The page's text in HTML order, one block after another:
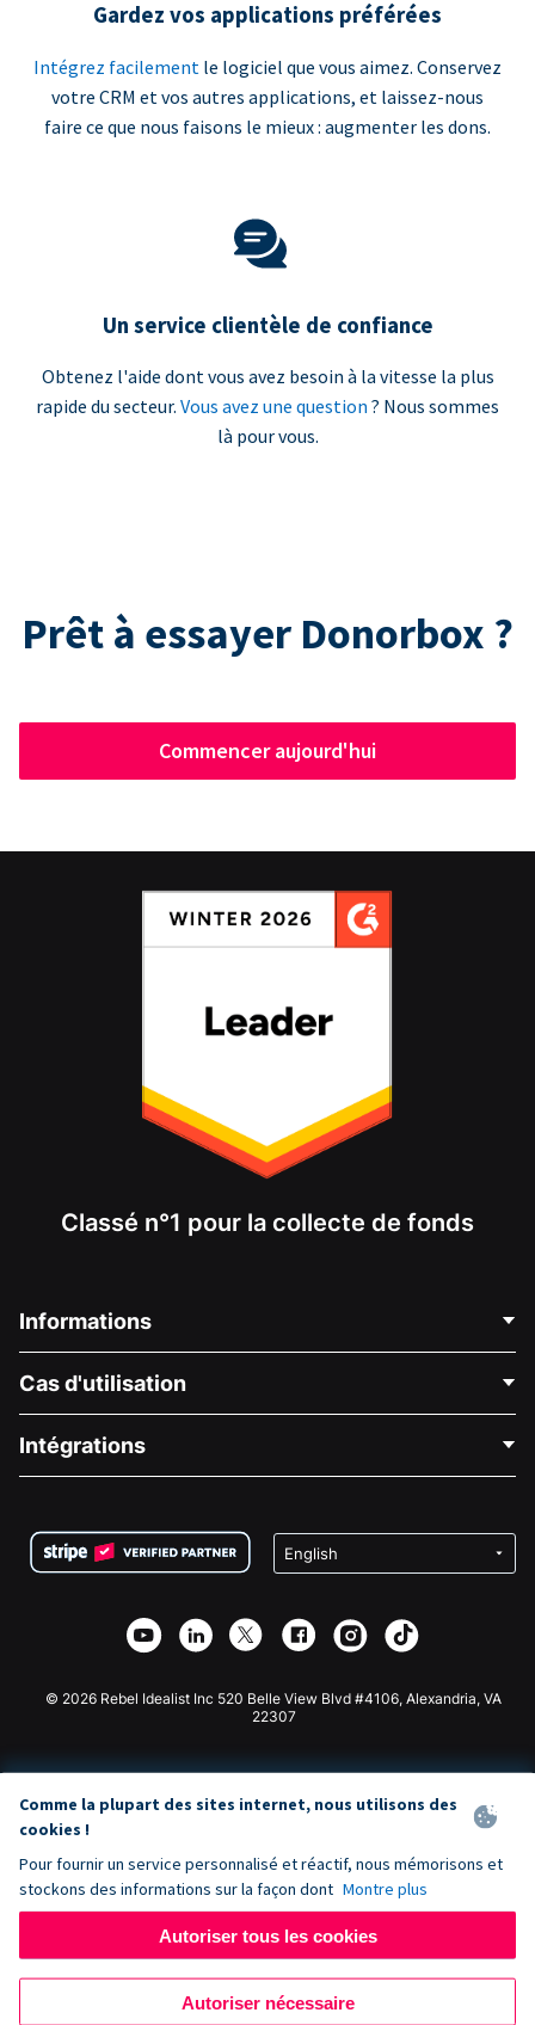
Gardez vos applications préférées
Intégrez facilement le logiciel que vous aimez. Conservez
votre CRM et vos autres applications, et laissez-nous
faire ce que nous faisons le mieux : augmenter les dons.
Un service clientèle de confiance
Obtenez l'aide dont vous avez besoin à la vitesse la plus
rapide du secteur. Vous avez une question ? Nous sommes
là pour vous.
Prêt à essayer Donorbox ?
Commencer aujourd'hui
Classé n°1 pour la collecte de fonds
Informations
À propos de nous
Carrières
Confidentialité
Partenariat d'affiliation
Bibliothèque
Cas d'utilisation
Collecte de fonds médicale
Collecte de fonds caritative
Intégrations
Plugin de don Wix
Application de don Webflow
Don Joomla
© 2026 Rebel Idealist Inc 520 Belle View Blvd #4106, Alexandria, VA
22307
Comme la plupart des sites internet, nous utilisons des
cookies !
Pour fournir un service personnalisé et réactif, nous mémorisons et
stockons des informations sur la façon dont Montre plus
Autoriser tous les cookies
Autoriser nécessaire